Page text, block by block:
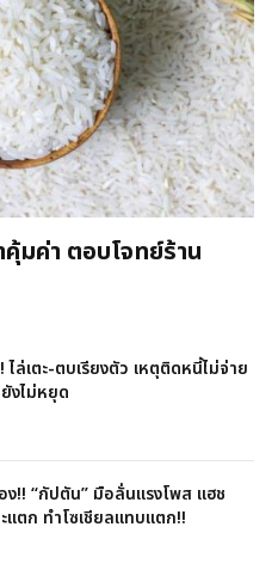
มค่า ตอบโจทย์ร้าน
ล่เตะ-ตบเรียงตัว เหตุติดหนี้ไม่จ่าย
งไม่หยุด
ง!! “กัปตัน” มือลั่นแรงโพส แฮช
แตก ทำโซเชียลแทบแตก!!